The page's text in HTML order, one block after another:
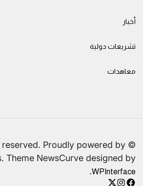
أخبار
تشريعات دولية
معاهدات
reserved. Proudly powered by
Theme NewsCurve designed by
WPInterface
.